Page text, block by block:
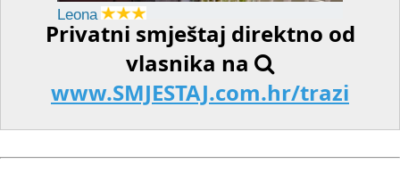
Leona
Privatni smještaj direktno od
vlasnika na
www.SMJESTAJ.com.hr/trazi